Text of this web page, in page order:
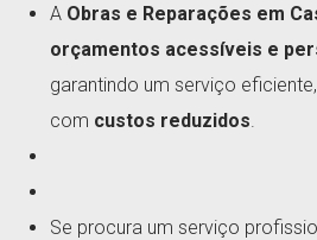
A Obras e Reparações em
orçamentos acessíveis e
garantindo um serviço
com custos reduzidos
Se procura um serviço